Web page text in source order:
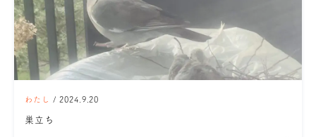
わたし / 2024.9.20
巣立ち